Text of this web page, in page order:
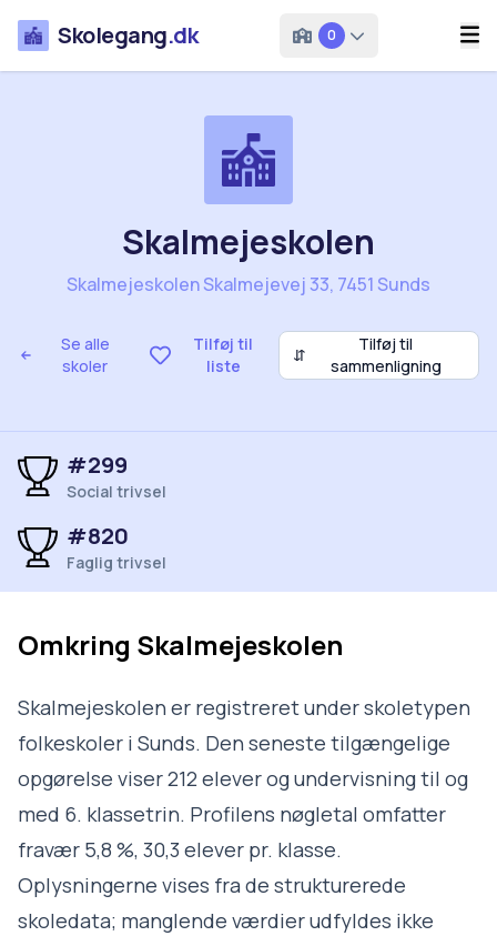
Skolegang.dk 0
Se alle
skoler
Tilføj til
liste
⇵
Tilføj til
sammenligning
Skalmejeskolen
Skalmejeskolen Skalmejevej 33, 7451 Sunds
#299
Social trivsel
#820
Faglig trivsel
Omkring Skalmejeskolen
Skalmejeskolen er registreret under skoletypen
folkeskoler i Sunds. Den seneste tilgængelige
opgørelse viser 212 elever og undervisning til og
med 6. klassetrin. Profilens nøgletal omfatter
fravær 5,8 %, 30,3 elever pr. klasse.
Oplysningerne vises fra de strukturerede
skoledata; manglende værdier udfyldes ikke